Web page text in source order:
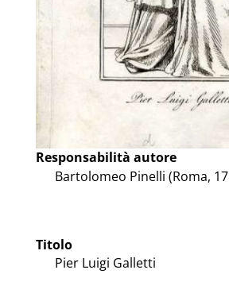
Responsabilità autore
Bartolomeo Pinelli (Roma,
Titolo
Pier Luigi Galletti